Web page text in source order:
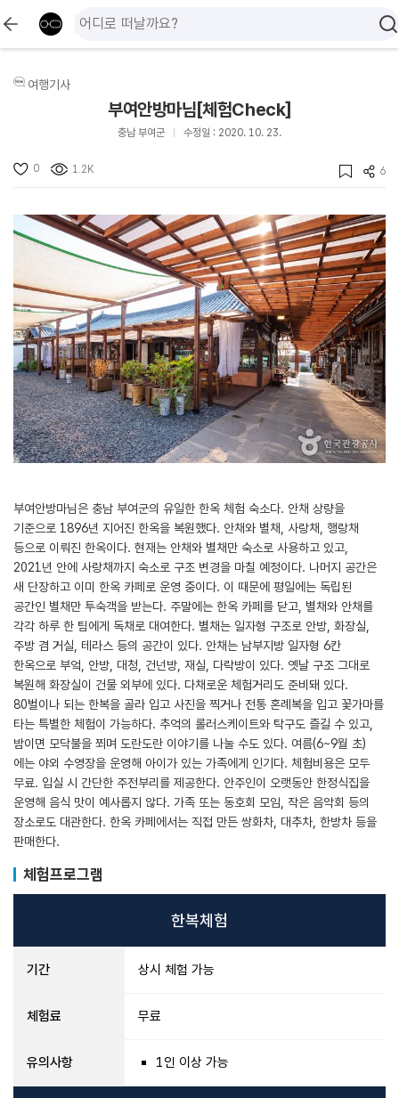
여행기사
부여안방마님[체험Check]
충남 부여군 수정일 : 2020. 10. 23.
0 1.2K 6
부여안방마님은 충남 부여군의 유일한 한옥 체험 숙소다. 안채 상량을
기준으로 1896년 지어진 한옥을 복원했다. 안채와 별채, 사랑채, 행랑채
등으로 이뤄진 한옥이다. 현재는 안채와 별채만 숙소로 사용하고 있고,
2021년 안에 사랑채까지 숙소로 구조 변경을 마칠 예정이다. 나머지 공간은
새 단장하고 이미 한옥 카페로 운영 중이다. 이 때문에 평일에는 독립된
공간인 별채만 투숙객을 받는다. 주말에는 한옥 카페를 닫고, 별채와 안채를
각각 하루 한 팀에게 독채로 대여한다. 별채는 일자형 구조로 안방, 화장실,
주방 겸 거실, 테라스 등의 공간이 있다. 안채는 남부지방 일자형 6칸
한옥으로 부엌, 안방, 대청, 건넌방, 재실, 다락방이 있다. 옛날 구조 그대로
복원해 화장실이 건물 외부에 있다. 다채로운 체험거리도 준비돼 있다.
80벌이나 되는 한복을 골라 입고 사진을 찍거나 전통 혼례복을 입고 꽃가마를
타는 특별한 체험이 가능하다. 추억의 롤러스케이트와 탁구도 즐길 수 있고,
밤이면 모닥불을 쬐며 도란도란 이야기를 나눌 수도 있다. 여름(6~9월 초)
에는 야외 수영장을 운영해 아이가 있는 가족에게 인기다. 체험비용은 모두
무료. 입실 시 간단한 주전부리를 제공한다. 안주인이 오랫동안 한정식집을
운영해 음식 맛이 예사롭지 않다. 가족 또는 동호회 모임, 작은 음악회 등의
장소로도 대관한다. 한옥 카페에서는 직접 만든 쌍화차, 대추차, 한방차 등을
판매한다.
체험프로그램
한복체험
기간 상시 체험 가능
체험료 무료
유의사항 1인 이상 가능